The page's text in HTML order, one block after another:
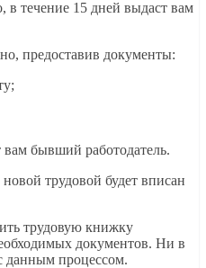
в течение 15 дней выдаст вам
предоставив документы:
бывший работодатель.
трудовой будет вписан
трудовую книжку
документов. Ни в
данным процессом.